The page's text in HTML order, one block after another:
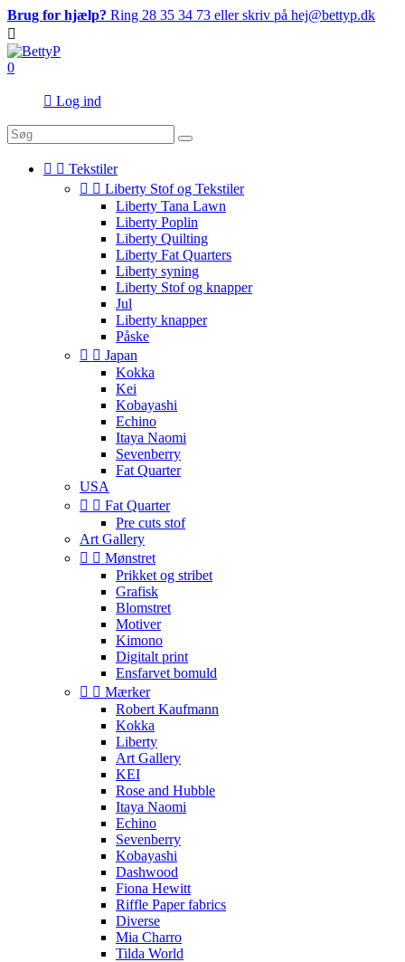
Brug for hjælp? Ring 28 35 34 73 eller skriv på hej@bettyp.dk

0
 Log ind
  Tekstiler
  Liberty Stof og Tekstiler
Liberty Tana Lawn
Liberty Poplin
Liberty Quilting
Liberty Fat Quarters
Liberty syning
Liberty Stof og knapper
Jul
Liberty knapper
Påske
  Japan
Kokka
Kei
Kobayashi
Echino
Itaya Naomi
Sevenberry
Fat Quarter
USA
  Fat Quarter
Pre cuts stof
Art Gallery
  Mønstret
Prikket og stribet
Grafisk
Blomstret
Motiver
Kimono
Digitalt print
Ensfarvet bomuld
  Mærker
Robert Kaufmann
Kokka
Liberty
Art Gallery
KEI
Rose and Hubble
Itaya Naomi
Echino
Sevenberry
Kobayashi
Dashwood
Fiona Hewitt
Riffle Paper fabrics
Diverse
Mia Charro
Tilda World